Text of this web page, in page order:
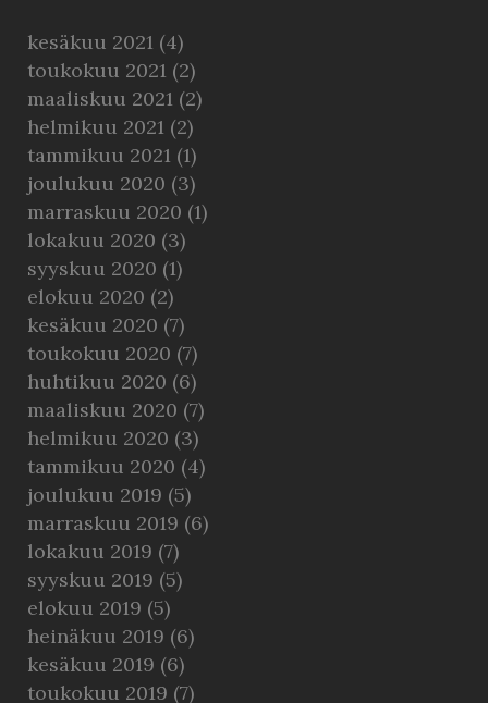
kesäkuu 2021 (4)
toukokuu 2021 (2)
maaliskuu 2021 (2)
helmikuu 2021 (2)
tammikuu 2021 (1)
joulukuu 2020 (3)
marraskuu 2020 (1)
lokakuu 2020 (3)
syyskuu 2020 (1)
elokuu 2020 (2)
kesäkuu 2020 (7)
toukokuu 2020 (7)
huhtikuu 2020 (6)
maaliskuu 2020 (7)
helmikuu 2020 (3)
tammikuu 2020 (4)
joulukuu 2019 (5)
marraskuu 2019 (6)
lokakuu 2019 (7)
syyskuu 2019 (5)
elokuu 2019 (5)
heinäkuu 2019 (6)
kesäkuu 2019 (6)
toukokuu 2019 (7)